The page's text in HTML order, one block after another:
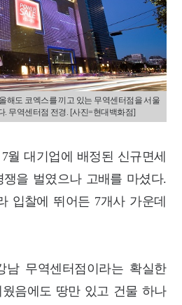
해도 코엑스를 끼고 있는 무역센터점을 서울
. 무역센터점 전경. [사진=현대백화점]
월 대기업에 배정된 신규면세
을 벌였으나 고배를 마셨다.
입찰에 뛰어든 7개사 가운데
남 무역센터점이라는 확실한
음에도 땅만 있고 건물 하나